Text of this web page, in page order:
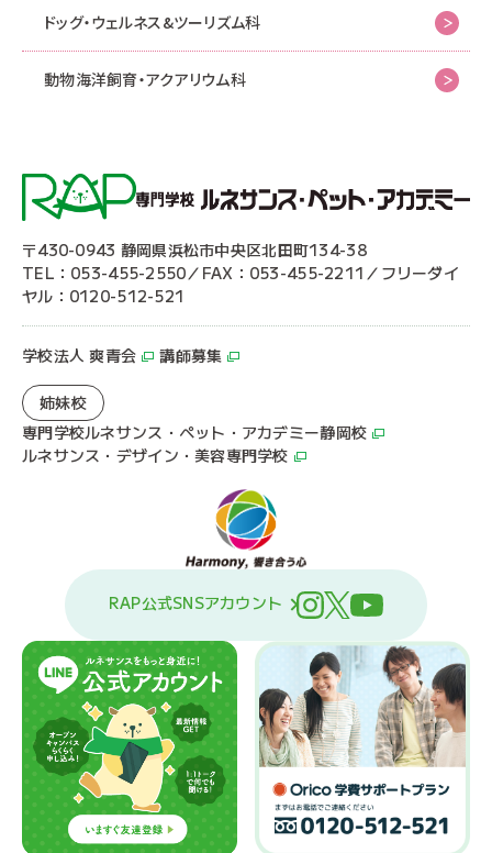
ドッグ・ウェルネス&ツーリズム科
動物海洋飼育・アクアリウム科
〒430-0943 静岡県浜松市中央区北田町134-38
TEL：053-455-2550／FAX：053-455-2211／フリーダイ
ヤル：0120-512-521
学校法人 爽青会 講師募集
姉妹校
専門学校ルネサンス・ペット・アカデミー静岡校
ルネサンス・デザイン・美容専門学校
RAP公式SNSアカウント